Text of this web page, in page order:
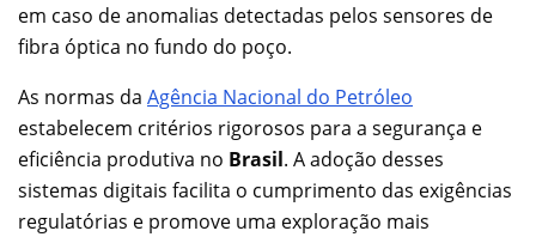
em caso de anomalias detectadas pelos sensores de
fibra óptica no fundo do poço.
As normas da Agência Nacional do Petróleo
estabelecem critérios rigorosos para a segurança e
eficiência produtiva no Brasil. A adoção desses
sistemas digitais facilita o cumprimento das exigências
regulatórias e promove uma exploração mais